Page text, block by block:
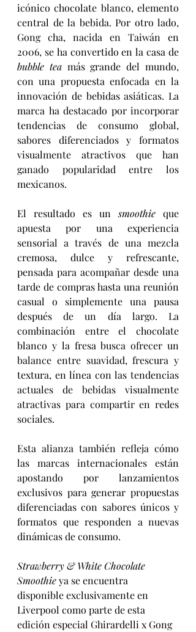
icónico chocolate blanco, elemento
central de la bebida. Por otro lado,
Gong cha, nacida en Taiwán en
bubble tea más grande del mundo,
con una propuesta enfocada en la
innovación de bebidas asiáticas. La
marca ha destacado por incorporar
tendencias de consumo global,
sabores diferenciados y formatos
visualmente atractivos que han
ganado popularidad entre los
mexicanos.
El resultado es un smoothie que
apuesta por una experiencia
sensorial a través de una mezcla
cremosa, dulce y refrescante,
pensada para acompañar desde una
tarde de compras hasta una reunión
casual o simplemente una pausa
después de un día largo. La
combinación entre el chocolate
blanco y la fresa busca ofrecer un
balance entre suavidad, frescura y
textura, en línea con las tendencias
actuales de bebidas visualmente
atractivas para compartir en redes
sociales.
Esta alianza también refleja cómo
las marcas internacionales están
apostando por lanzamientos
exclusivos para generar propuestas
diferenciadas con sabores únicos y
formatos que responden a nuevas
dinámicas de consumo.
Strawberry & White Chocolate
Smoothie ya se encuentra
disponible exclusivamente en
Liverpool como parte de esta
edición especial Ghirardelli x Gong